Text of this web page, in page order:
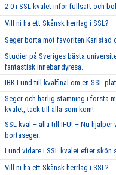
2-0 i SSL kvalet inför fullsatt och
Vill ni ha ett Skånsk herrlag i SSL?
Seger borta mot favoriten Karlstad
Studier på Sveriges bästa
fantastisk innebandyresa.
IBK Lund till kvalfinal om en SSL
Seger och härlig stämning i första
kvalet, tack till alla som kom!
SSL kval – alla till IFU! – Nu hjälper
bortaseger.
Lund vidare i SSL kvalet efter skön
Vill ni ha ett Skånsk herrlag i SSL?